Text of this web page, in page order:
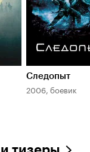
Следопыт
2006, боевик